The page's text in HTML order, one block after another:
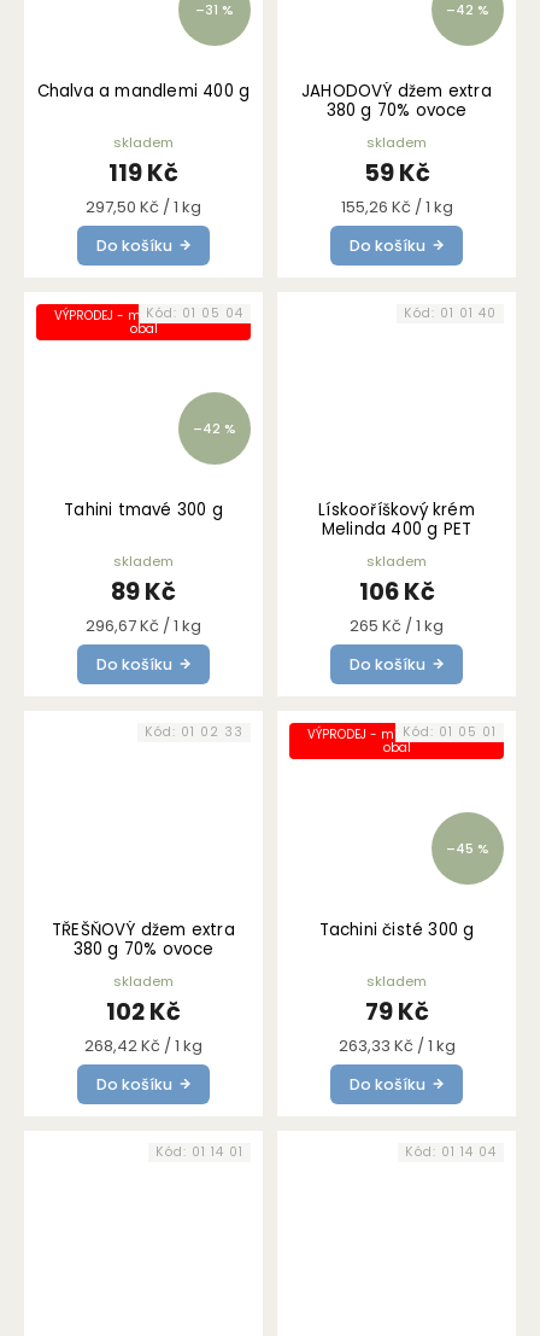
–31 %
Chalva a mandlemi 400 g
skladem
119 Kč
Měrná
cena:
297,50 Kč / 1 kg
Do košíku
–42 %
JAHODOVÝ džem extra
380 g 70% ovoce
skladem
59 Kč
Měrná
cena:
155,26 Kč / 1 kg
Do košíku
VÝPRODEJ - mírně poškozený
obal
–42 %
Tahini tmavé 300 g
skladem
89 Kč
Měrná
cena:
296,67 Kč / 1 kg
Do košíku
Kód: 01 05 04
Lískooříškový krém
Melinda 400 g PET
skladem
106 Kč
Měrná
cena:
265 Kč / 1 kg
Do košíku
Kód: 01 01 40
TŘEŠŇOVÝ džem extra
380 g 70% ovoce
skladem
102 Kč
Měrná
cena:
268,42 Kč / 1 kg
Do košíku
Kód: 01 02 33 VÝPRODEJ - mírně poškozený
obal
–45 %
Tachini čisté 300 g
skladem
79 Kč
Měrná
cena:
263,33 Kč / 1 kg
Do košíku
Kód: 01 05 01
Kód: 01 14 01 Kód: 01 14 04